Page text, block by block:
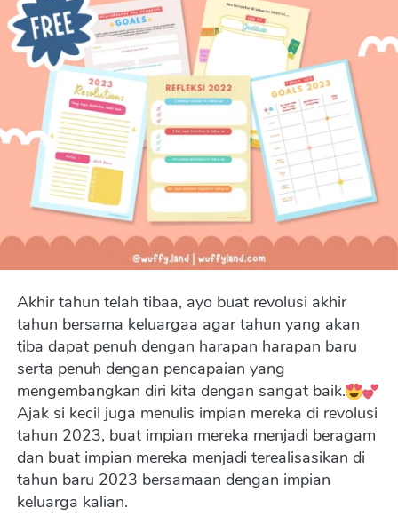
Akhir tahun telah tibaa, ayo buat revolusi akhir
tahun bersama keluargaa agar tahun yang akan
tiba dapat penuh dengan harapan harapan baru
serta penuh dengan pencapaian yang
mengembangkan diri kita dengan sangat baik.
Ajak si kecil juga menulis impian mereka di revolusi
tahun 2023, buat impian mereka menjadi beragam
dan buat impian mereka menjadi terealisasikan di
tahun baru 2023 bersamaan dengan impian
keluarga kalian.